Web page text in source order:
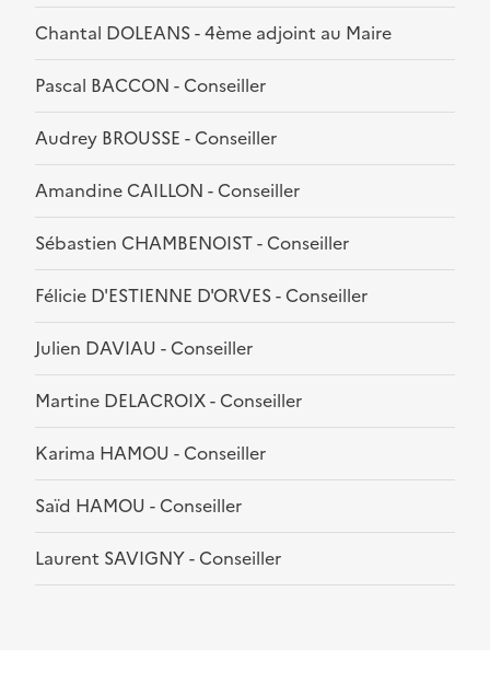
Chantal DOLEANS - 4ème adjoint au Maire
Pascal BACCON - Conseiller
Audrey BROUSSE - Conseiller
Amandine CAILLON - Conseiller
Sébastien CHAMBENOIST - Conseiller
Félicie D'ESTIENNE D'ORVES - Conseiller
Julien DAVIAU - Conseiller
Martine DELACROIX - Conseiller
Karima HAMOU - Conseiller
Saïd HAMOU - Conseiller
Laurent SAVIGNY - Conseiller